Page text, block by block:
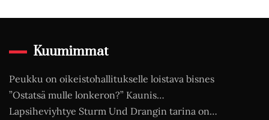
Kuumimmat
Peukku on oikeistohallitukselle loistava bisnes
”Ostatsä mulle lonkeron?” Kaunis…
Lapsiheviyhtye Sturm Und Drangin tarina on…